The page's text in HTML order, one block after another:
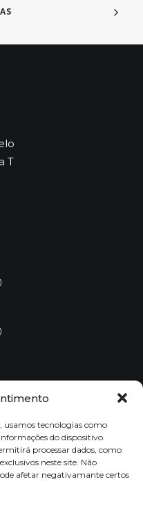
usamos tecnologias como
do dispositivo.
processar dados, como
neste site. Não
afetar negativamante certos
T